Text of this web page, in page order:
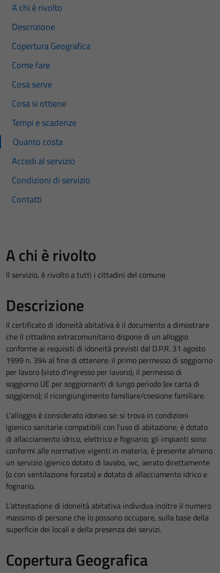
A chi è rivolto
Descrizione
Copertura Geografica
Come fare
Cosa serve
Cosa si ottiene
Tempi e scadenze
Quanto costa
Accedi al servizio
Condizioni di servizio
Contatti
A chi è rivolto
Il servizio, è rivolto a tutti i cittadini del comune
Descrizione
Il certificato di idoneità abitativa è il documento a dimostrare
che il cittadino extracomunitario dispone di un alloggio
conforme ai requisiti di idoneità previsti dal D.P.R. 31 agosto
1999 n. 394 al fine di ottenere: il primo permesso di soggiorno
per lavoro (visto d’ingresso per lavoro); il permesso di
soggiorno UE per soggiornanti di lungo periodo (ex carta di
soggiorno); il ricongiungimento familiare/coesione familiare.
L’alloggio è considerato idoneo se: si trova in condizioni
igienico sanitarie compatibili con l’uso di abitazione; è dotato
di allacciamento idrico, elettrico e fognario; gli impianti sono
conformi alle normative vigenti in materia; è presente almeno
un servizio igienico dotato di lavabo, wc, aerato direttamente
(o con ventilazione forzata) e dotato di allacciamento idrico e
fognario.
L’attestazione di idoneità abitativa individua inoltre il numero
massimo di persone che lo possono occupare, sulla base della
superficie dei locali e della presenza dei servizi.
Copertura Geografica